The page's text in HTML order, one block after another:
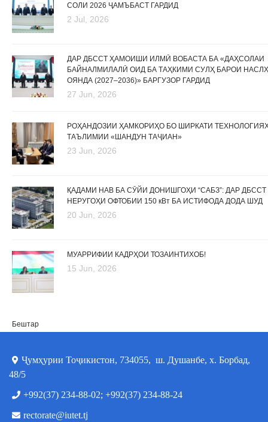
СОЛИ 2026 ҶАМЪБАСТ ГАРДИД
2 Jul, 2026
ДАР ДБССТ ҲАМОИШИ ИЛМӢ ВОБАСТА БА «ДАҲСОЛАИ
БАЙНАЛМИЛАЛӢ ОИД БА ТАҲКИМИ СУЛҲ БАРОИ
ОЯНДА (2027–2036)» БАРГУЗОР ГАРДИД
27 Jun, 2026
РОҲАНДОЗИИ ҲАМКОРИҲО БО ШИРКАТИ
ТАЪЛИМИИ «ШАНДУН ТАҶИАН»
23 Jun, 2026
ҚАДАМИ НАВ БА СӮЙИ ДОНИШГОҲИ “САБЗ”: ДАР ДБССТ
НЕРУГОҲИ ОФТОБИИ 150 кВт БА ИСТИФОДА ДОДА ШУД
20 Jun, 2026
МУАРРИФИИ КАДРҲОИ ТОЗАИНТИХОБ!
15 Jun, 2026
Бештар
Ҷумҳурии Тоҷикистон, 734055, ш. Душанбе, х. Борбад,
48/5
+992(37) 234-88-02; +992(37) 234-88-24
rectorate@iutet.tj